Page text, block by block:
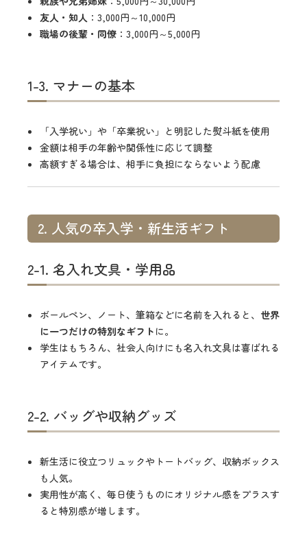
友人・知人 ：3,000円～10,000円
職場の後輩・同僚：3,000円～5,000円
1-3. マナーの基本
「入学祝い」や「卒業祝い」と明記した熨斗紙を使用
金額は相手の年齢や関係性に応じて調整
高額すぎる場合は、相手に負担にならないよう配慮
2. 人気の卒入学・新生活ギフト
2-1. 名入れ文具・学用品
ボールペン、ノート、筆箱などに名前を入れると、 世界
に一つだけの特別なギフト に。
学生はもちろん、社会人向けにも名入れ文具は喜ばれる
アイテムです。
2-2. バッグや収納グッズ
新生活に役立つリュックやトートバッグ、収納ボックス
も人気。
実用性が高く、毎日使うものにオリジナル感をプラスす
ると特別感が増します。